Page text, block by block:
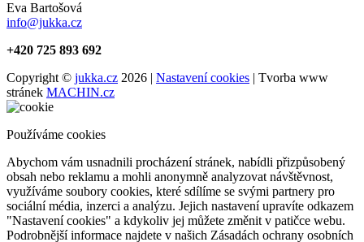
Eva Bartošová
info@jukka.cz
+420 725 893 692
Copyright © jukka.cz 2026 | Nastavení cookies | Tvorba www
stránek MACHIN.cz
Používáme cookies
Abychom vám usnadnili procházení stránek, nabídli přizpůsobený
obsah nebo reklamu a mohli anonymně analyzovat návštěvnost,
využíváme soubory cookies, které sdílíme se svými partnery pro
sociální média, inzerci a analýzu. Jejich nastavení upravíte odkazem
"Nastavení cookies" a kdykoliv jej můžete změnit v patičce webu.
Podrobnější informace najdete v našich Zásadách ochrany osobních